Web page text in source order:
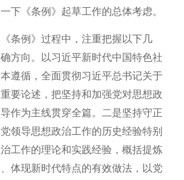
《条例》起草工作的总体考虑。
例》过程中，注重把握以下几
方向。以习近平新时代中国特色社
遵循，全面贯彻习近平总书记关于
要论述，把坚持和加强党对思想政
作为主线贯穿全篇。二是坚持守正
领导思想政治工作的历史经验特别
工作的理论和实践经验，概括提炼
体现新时代特点的有效做法，以党